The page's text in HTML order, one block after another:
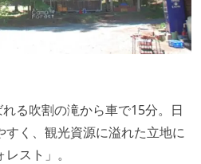
る吹割の滝から車で15分。日
く、観光資源に溢れた立地に
スト」。